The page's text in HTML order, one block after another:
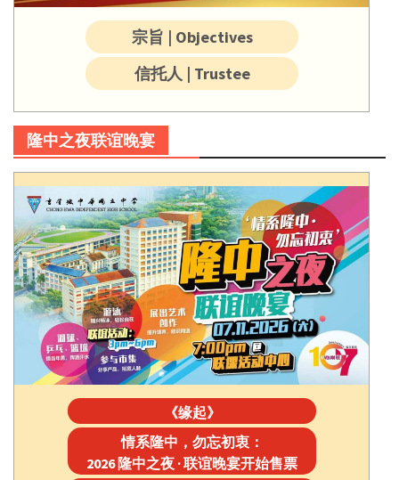
宗旨 | Objectives
信托人 | Trustee
隆中之夜联谊晚宴
《缘起》
情系隆中，勿忘初衷：
2026 隆中之夜 · 联谊晚宴开始售票